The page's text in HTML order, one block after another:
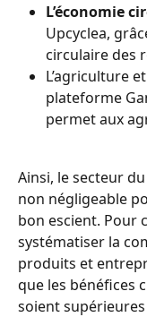
L’économie
Upcyclea,
circulaire des
L’agriculture
plateforme
permet aux
Ainsi, le secteur
non négligeable
bon escient. Pour
systématiser la
produits et
que les bénéfices
soient